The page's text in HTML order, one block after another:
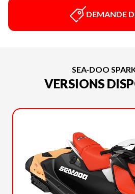
DEMANDE
SEA-DOO
VERSIONS